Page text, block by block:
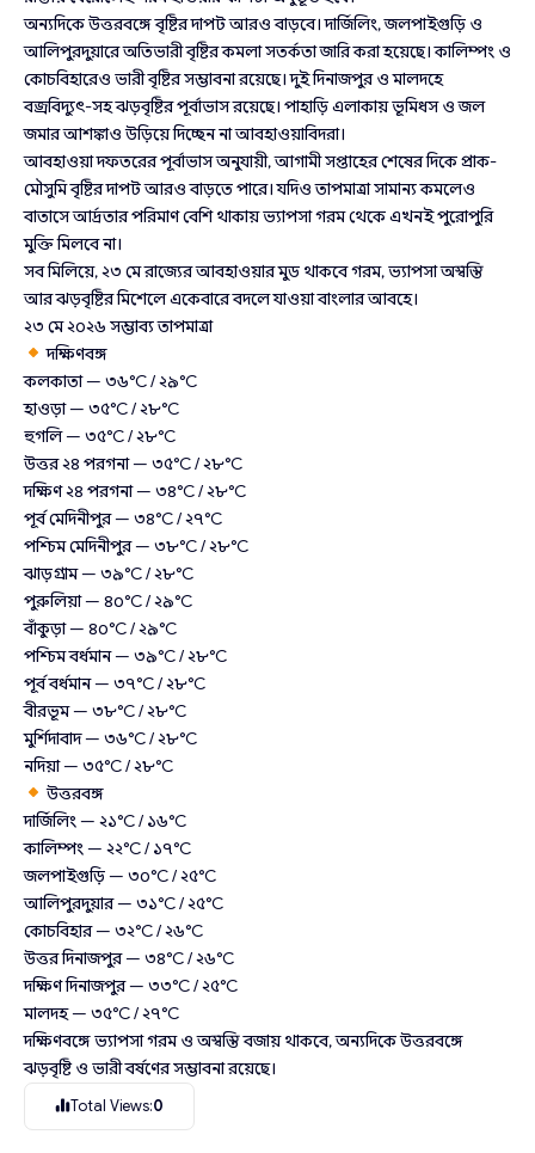
অন্যদিকে উত্তরবঙ্গে বৃষ্টির দাপট আরও বাড়বে। দার্জিলিং, জলপাইগুড়ি ও
আলিপুরদুয়ারে অতিভারী বৃষ্টির কমলা সতর্কতা জারি করা হয়েছে। কালিম্পং ও
কোচবিহারেও ভারী বৃষ্টির সম্ভাবনা রয়েছে। দুই দিনাজপুর ও মালদহে
বজ্রবিদ্যুৎ-সহ ঝড়বৃষ্টির পূর্বাভাস রয়েছে। পাহাড়ি এলাকায় ভূমিধস ও জল
জমার আশঙ্কাও উড়িয়ে দিচ্ছেন না আবহাওয়াবিদরা।
আবহাওয়া দফতরের পূর্বাভাস অনুযায়ী, আগামী সপ্তাহের শেষের দিকে প্রাক-
মৌসুমি বৃষ্টির দাপট আরও বাড়তে পারে। যদিও তাপমাত্রা সামান্য কমলেও
বাতাসে আর্দ্রতার পরিমাণ বেশি থাকায় ভ্যাপসা গরম থেকে এখনই পুরোপুরি
মুক্তি মিলবে না।
সব মিলিয়ে, ২৩ মে রাজ্যের আবহাওয়ার মুড থাকবে গরম, ভ্যাপসা অস্বস্তি
আর ঝড়বৃষ্টির মিশেলে একেবারে বদলে যাওয়া বাংলার আবহে।
২৩ মে ২০২৬ সম্ভাব্য তাপমাত্রা
দক্ষিণবঙ্গ
কলকাতা — ৩৬°C / ২৯°C
হাওড়া — ৩৫°C / ২৮°C
হুগলি — ৩৫°C / ২৮°C
উত্তর ২৪ পরগনা — ৩৫°C / ২৮°C
দক্ষিণ ২৪ পরগনা — ৩৪°C / ২৮°C
পূর্ব মেদিনীপুর — ৩৪°C / ২৭°C
পশ্চিম মেদিনীপুর — ৩৮°C / ২৮°C
ঝাড়গ্রাম — ৩৯°C / ২৮°C
পুরুলিয়া — ৪০°C / ২৯°C
বাঁকুড়া — ৪০°C / ২৯°C
পশ্চিম বর্ধমান — ৩৯°C / ২৮°C
পূর্ব বর্ধমান — ৩৭°C / ২৮°C
বীরভূম — ৩৮°C / ২৮°C
মুর্শিদাবাদ — ৩৬°C / ২৮°C
নদিয়া — ৩৫°C / ২৮°C
উত্তরবঙ্গ
দার্জিলিং — ২১°C / ১৬°C
কালিম্পং — ২২°C / ১৭°C
জলপাইগুড়ি — ৩০°C / ২৫°C
আলিপুরদুয়ার — ৩১°C / ২৫°C
কোচবিহার — ৩২°C / ২৬°C
উত্তর দিনাজপুর — ৩৪°C / ২৬°C
দক্ষিণ দিনাজপুর — ৩৩°C / ২৫°C
মালদহ — ৩৫°C / ২৭°C
দক্ষিণবঙ্গে ভ্যাপসা গরম ও অস্বস্তি বজায় থাকবে, অন্যদিকে উত্তরবঙ্গে
ঝড়বৃষ্টি ও ভারী বর্ষণের সম্ভাবনা রয়েছে।
Total Views:0